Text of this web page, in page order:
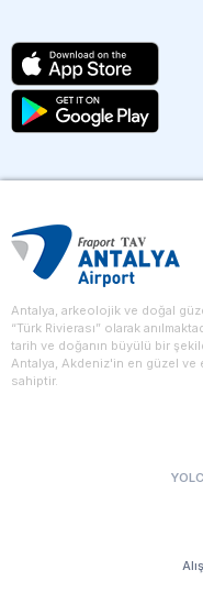
Antalya, arkeolojik ve doğal
“Türk Rivierası” olarak
tarih ve doğanın büyülü bir
Antalya, Akdeniz'in en güzel ve
sahiptir.